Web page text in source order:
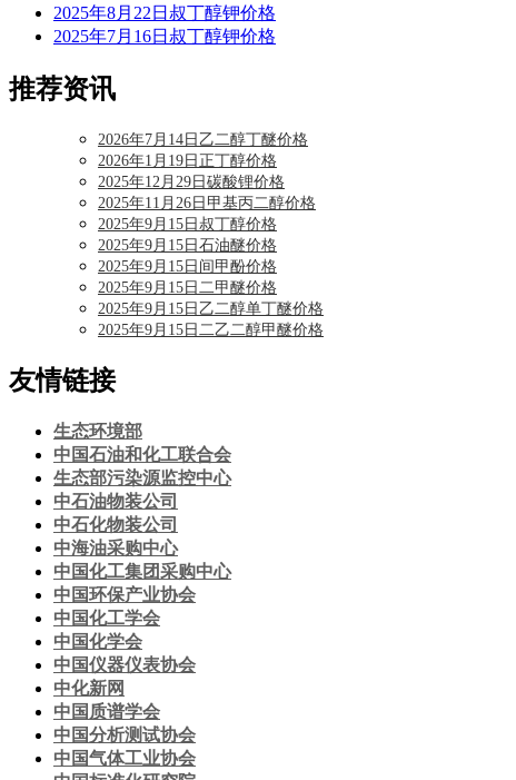
2025年8月22日叔丁醇钾价格
2025年7月16日叔丁醇钾价格
推荐资讯
2026年7月14日乙二醇丁醚价格
2026年1月19日正丁醇价格
2025年12月29日碳酸锂价格
2025年11月26日甲基丙二醇价格
2025年9月15日叔丁醇价格
2025年9月15日石油醚价格
2025年9月15日间甲酚价格
2025年9月15日二甲醚价格
2025年9月15日乙二醇单丁醚价格
2025年9月15日二乙二醇甲醚价格
友情链接
生态环境部
中国石油和化工联合会
生态部污染源监控中心
中石油物装公司
中石化物装公司
中海油采购中心
中国化工集团采购中心
中国环保产业协会
中国化工学会
中国化学会
中国仪器仪表协会
中化新网
中国质谱学会
中国分析测试协会
中国气体工业协会